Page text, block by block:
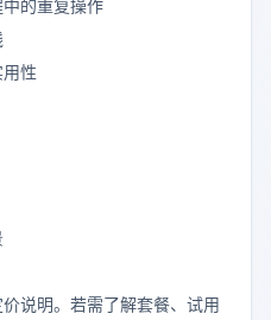
的重复操作
性
说明。若需了解套餐、试用